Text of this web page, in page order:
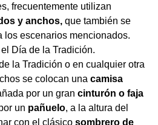
frecuentemente utilizan
y anchos, que también se
los escenarios mencionados.
la Tradición o en cualquier otra
se colocan una camisa
por un gran cinturón o faja
un pañuelo, a la altura del
con el clásico sombrero de